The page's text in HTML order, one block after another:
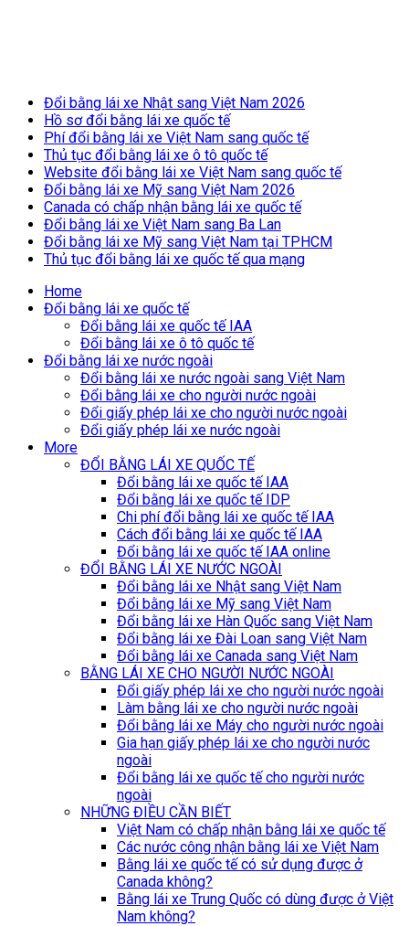
Đổi bằng lái xe Nhật sang Việt Nam 2026
Hồ sơ đổi bằng lái xe quốc tế
Phí đổi bằng lái xe Việt Nam sang quốc tế
Thủ tục đổi bằng lái xe ô tô quốc tế
Website đổi bằng lái xe Việt Nam sang quốc tế
Đổi bằng lái xe Mỹ sang Việt Nam 2026
Canada có chấp nhận bằng lái xe quốc tế
Đổi bằng lái xe Việt Nam sang Ba Lan
Đổi bằng lái xe Mỹ sang Việt Nam tại TPHCM
Thủ tục đổi bằng lái xe quốc tế qua mạng
Home
Đổi bằng lái xe quốc tế
Đổi bằng lái xe quốc tế IAA
Đổi bằng lái xe ô tô quốc tế
Đổi bằng lái xe nước ngoài
Đổi bằng lái xe nước ngoài sang Việt Nam
Đổi bằng lái xe cho người nước ngoài
Đổi giấy phép lái xe cho người nước ngoài
Đổi giấy phép lái xe nước ngoài
More
ĐỔI BẰNG LÁI XE QUỐC TẾ
Đổi bằng lái xe quốc tế IAA
Đổi bằng lái xe quốc tế IDP
Chi phí đổi bằng lái xe quốc tế IAA
Cách đổi bằng lái xe quốc tế IAA
Đổi bằng lái xe quốc tế IAA online
ĐỔI BẰNG LÁI XE NƯỚC NGOÀI
Đổi bằng lái xe Nhật sang Việt Nam
Đổi bằng lái xe Mỹ sang Việt Nam
Đổi bằng lái xe Hàn Quốc sang Việt Nam
Đổi bằng lái xe Đài Loan sang Việt Nam
Đổi bằng lái xe Canada sang Việt Nam
BẰNG LÁI XE CHO NGƯỜI NƯỚC NGOÀI
Đổi giấy phép lái xe cho người nước ngoài
Làm bằng lái xe cho người nước ngoài
Đổi bằng lái xe Máy cho người nước ngoài
Gia hạn giấy phép lái xe cho người nước
ngoài
Đổi bằng lái xe quốc tế cho người nước
ngoài
NHỮNG ĐIỀU CẦN BIẾT
Việt Nam có chấp nhận bằng lái xe quốc tế
Các nước công nhận bằng lái xe Việt Nam
Bằng lái xe quốc tế có sử dụng được ở
Canada không?
Bằng lái xe Trung Quốc có dùng được ở Việt
Nam không?